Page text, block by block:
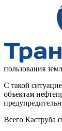
пользования
С такой
объектам
Всего Каструба